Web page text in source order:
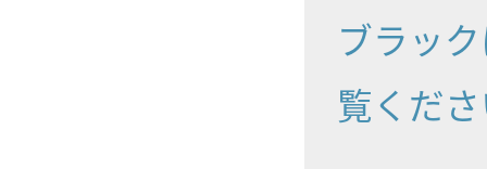
ブラッ
覧くだ